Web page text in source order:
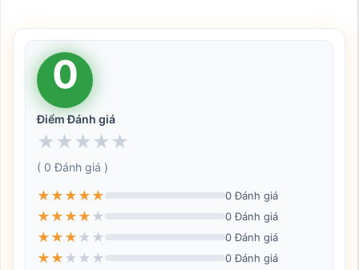
0
Điểm Đánh giá
★ ★ ★ ★ ★
( 0 Đánh giá )
★ ★ ★ ★ ★ 0 Đánh giá
★ ★ ★ ★ ★ 0 Đánh giá
★ ★ ★ ★ ★ 0 Đánh giá
★ ★ ★ ★ ★ 0 Đánh giá